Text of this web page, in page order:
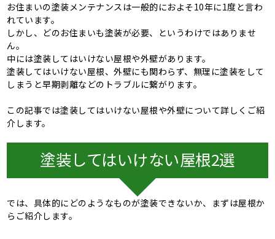
お住まいの塗装メンテナンスは一般的におよそ10年に1度と言わ
れています。
しかし、どのお住まいも塗装が必要、というわけではありませ
ん。
中には塗装してはいけない屋根や外壁があります。
塗装してはいけない屋根、外壁にも関わらず、無理に塗装をして
しまうと早期剥離などのトラブルに繋がります。
この記事では塗装してはいけない屋根や外壁について詳しくご紹
介します。
塗装してはいけない屋根2選
では、具体的にどのようなものが塗装できないか、まずは屋根か
らご紹介します。